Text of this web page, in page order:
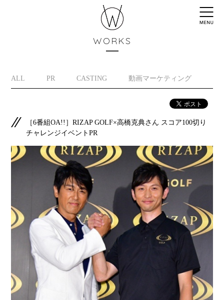
WORKS
ALL PR CASTING 動画マーケティング
［6番組OA!!］RIZAP GOLF×高橋克典さん スコア100切り
チャレンジイベントPR